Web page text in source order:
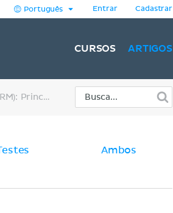
Português Entrar Cadastrar
CURSOS ARTIGOS
Ressonância Magnética (RM): Princípios básicos
Ambos